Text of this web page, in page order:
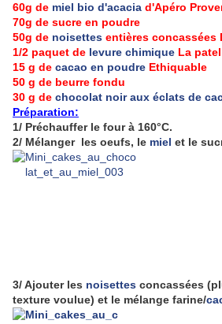
60g de miel bio d'acacia d'Apéro
70g de sucre en poudre
50g de noisettes entières concassées
1/2 paquet de levure chimique La
15 g de cacao en poudre Ethiquable
50 g de beurre fondu
30 g de chocolat noir aux éclats de
Préparation:
1/ Préchauffer le four à 160°C.
2/ Mélanger les oeufs, le miel et le
3/ Ajouter les noisettes concassées
texture voulue) et le mélange farine/